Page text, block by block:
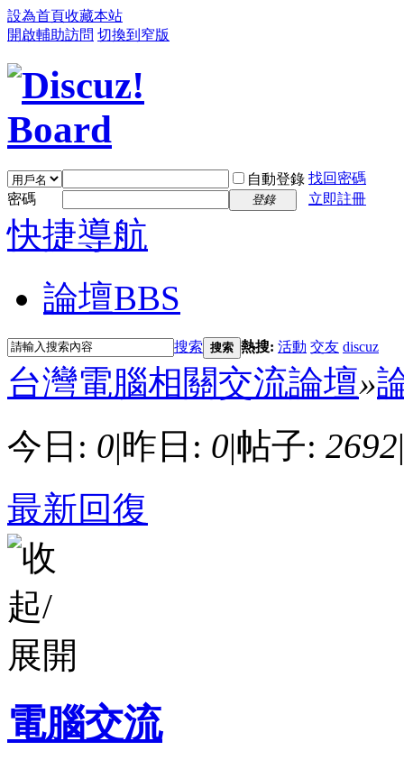
設為首頁收藏本站
開啟輔助訪問 切換到窄版
自動登錄 找回密碼
密碼
登錄 立即註冊
快捷導航
論壇BBS
搜索 搜索 熱搜: 活動 交友 discuz
台灣電腦相關交流論壇»
今日: 0|昨日: 0|帖子: 2692|
最新回復
電腦交流